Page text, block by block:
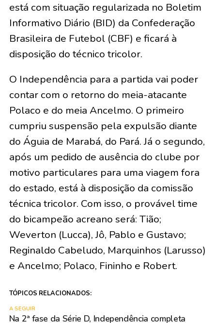
está com situação regularizada no Boletim
Informativo Diário (BID) da Confederação
Brasileira de Futebol (CBF) e ficará à
disposição do técnico tricolor.
O Independência para a partida vai poder
contar com o retorno do meia-atacante
Polaco e do meia Ancelmo. O primeiro
cumpriu suspensão pela expulsão diante
do Águia de Marabá, do Pará. Já o segundo,
após um pedido de ausência do clube por
motivo particulares para uma viagem fora
do estado, está à disposição da comissão
técnica tricolor. Com isso, o provável time
do bicampeão acreano será: Tião;
Weverton (Lucca), Jô, Pablo e Gustavo;
Reginaldo Cabeludo, Marquinhos (Larusso)
e Ancelmo; Polaco, Fininho e Robert.
TÓPICOS RELACIONADOS:
A SEGUIR
Na 2ª fase da Série D, Independência completa